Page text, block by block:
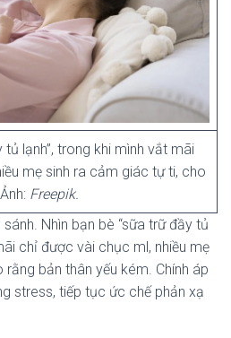
tủ lạnh”, trong khi mình vắt mãi
mẹ sinh ra cảm giác tự ti, cho
Freepik.
Nhìn bạn bè “sữa trữ đầy tủ
chỉ được vài chục ml, nhiều mẹ
bản thân yếu kém. Chính áp
stress, tiếp tục ức chế phản xạ